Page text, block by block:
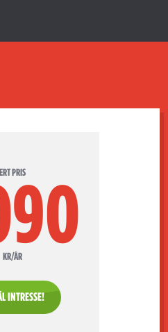
ERT PRIS
KR/ÅR
INTRESSE!